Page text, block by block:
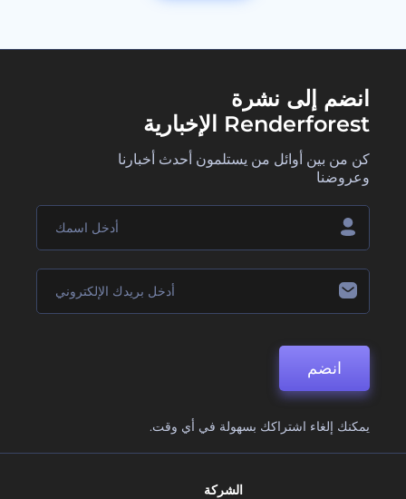
انضم إلى نشرة
Renderforest الإخبارية
كن من بين أوائل من يستلمون أحدث أخبارنا
وعروضنا
انضم
يمكنك إلغاء اشتراكك بسهولة في أي وقت.
الشركة